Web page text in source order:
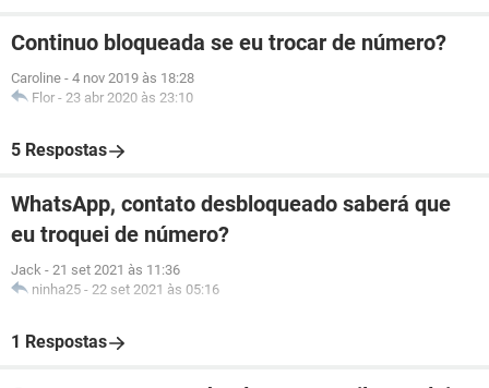
Continuo bloqueada se eu trocar de número?
Caroline - 4 nov 2019 às 18:28
Flor - 23 abr 2020 às 23:10
5 Respostas
WhatsApp, contato desbloqueado saberá que
eu troquei de número?
Jack - 21 set 2021 às 11:36
ninha25 - 22 set 2021 às 05:16
1 Respostas